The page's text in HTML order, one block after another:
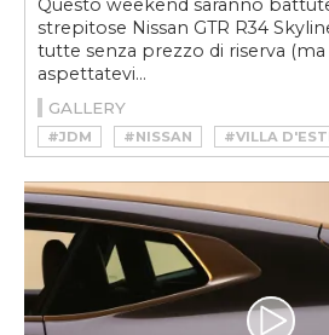
Questo weekend saranno
strepitose Nissan GTR R34
tutte senza prezzo di riserva
aspettatevi...
GALLERY
#JDM #NISSAN #VILLA